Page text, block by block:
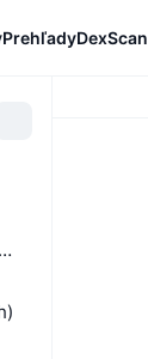
PrehľadyDexScan
kap.